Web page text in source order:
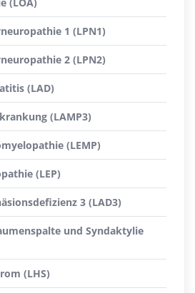
1 (LPN1)
2 (LPN2)
(LAD)
(LAMP3)
(LEMP)
(LEP)
3 (LAD3)
und Syndaktylie
(LHS)